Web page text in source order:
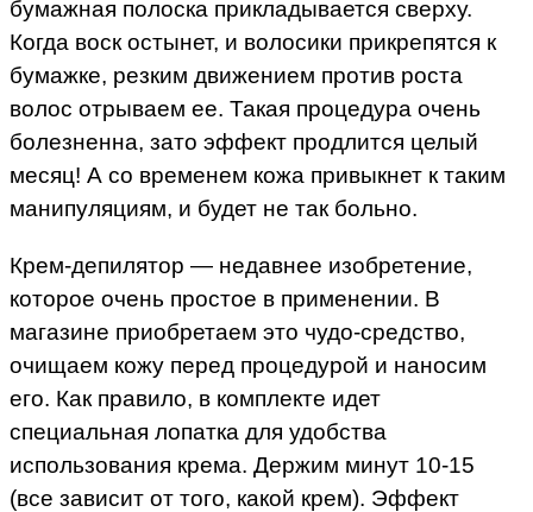
бумажная полоска прикладывается сверху.
Когда воск остынет, и волосики прикрепятся к
бумажке, резким движением против роста
волос отрываем ее. Такая процедура очень
болезненна, зато эффект продлится целый
месяц! А со временем кожа привыкнет к таким
манипуляциям, и будет не так больно.
Крем-депилятор — недавнее изобретение,
которое очень простое в применении. В
магазине приобретаем это чудо-средство,
очищаем кожу перед процедурой и наносим
его. Как правило, в комплекте идет
специальная лопатка для удобства
использования крема. Держим минут 10-15
(все зависит от того, какой крем). Эффект